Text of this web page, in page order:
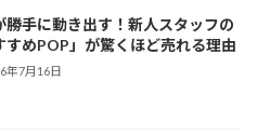
勝手に動き出す！新人スタッフの
すめPOP」が驚くほど売れる理由
年7月16日